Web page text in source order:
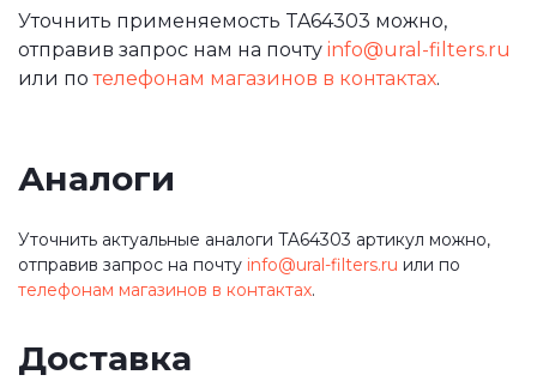
Уточнить применяемость TA64303 можно,
отправив запрос нам на почту info@ural-filters.ru
или потелефонам магазинов в контактах.
Аналоги
Уточнить актуальные аналоги TA64303 артикул можно,
отправив запрос на почту info@ural-filters.ru или по
телефонам магазинов в контактах.
Доставка